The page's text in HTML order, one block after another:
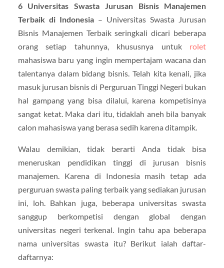
6 Universitas Swasta Jurusan Bisnis Manajemen
Terbaik di Indonesia– Universitas Swasta Jurusan
Bisnis Manajemen Terbaik seringkali dicari beberapa
orang setiap tahunnya, khususnya untuk rolet
mahasiswa baru yang ingin mempertajam wacana dan
talentanya dalam bidang bisnis. Telah kita kenali, jika
masuk jurusan bisnis di Perguruan Tinggi Negeri bukan
hal gampang yang bisa dilalui, karena kompetisinya
sangat ketat. Maka dari itu, tidaklah aneh bila banyak
calon mahasiswa yang berasa sedih karena ditampik.
Walau demikian, tidak berarti Anda tidak bisa
meneruskan pendidikan tinggi di jurusan bisnis
manajemen. Karena di Indonesia masih tetap ada
perguruan swasta paling terbaik yang sediakan jurusan
ini, loh. Bahkan juga, beberapa universitas swasta
sanggup berkompetisi dengan global dengan
universitas negeri terkenal. Ingin tahu apa beberapa
nama universitas swasta itu? Berikut ialah daftar-
daftarnya: